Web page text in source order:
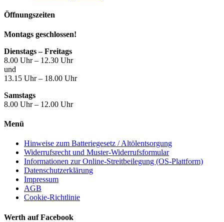
Öffnungszeiten
Montags geschlossen!
Dienstags – Freitags
8.00 Uhr – 12.30 Uhr
und
13.15 Uhr – 18.00 Uhr
Samstags
8.00 Uhr – 12.00 Uhr
Menü
Hinweise zum Batteriegesetz / Altölentsorgung
Widerrufsrecht und Muster-Widerrufsformular
Informationen zur Online-Streitbeilegung (OS-Plattform)
Datenschutzerklärung
Impressum
AGB
Cookie-Richtlinie
Werth auf Facebook